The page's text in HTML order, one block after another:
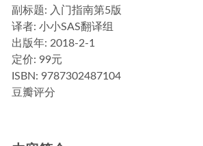
副标题: 入门指南第5版
译者: 小小SAS翻译组
出版年: 2018-2-1
定价: 99元
ISBN: 9787302487104
豆瓣评分